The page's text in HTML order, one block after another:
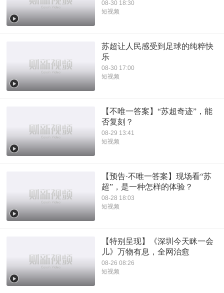
08-30 18:30
短视频
苏超让人民感受到足球的纯粹快
乐
08-30 17:00
短视频
【不唯一答案】“苏超奇迹”，能
否复刻？
08-29 13:41
短视频
【预告·不唯一答案】现场看“苏
超”，是一种怎样的体验？
08-28 18:03
短视频
【特别呈现】《深圳今天眯一会
儿》万物有息，全网治愈
08-26 08:26
短视频